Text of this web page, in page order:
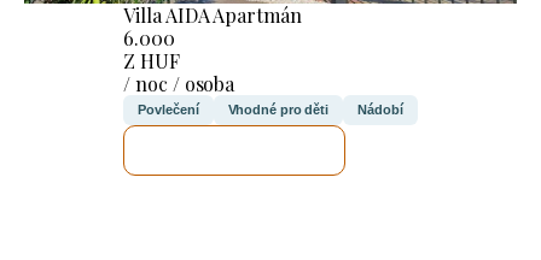
Villa AIDA Apartmán
6.000
Z HUF
/ noc / osoba
Povlečení Vhodné pro děti Nádobí